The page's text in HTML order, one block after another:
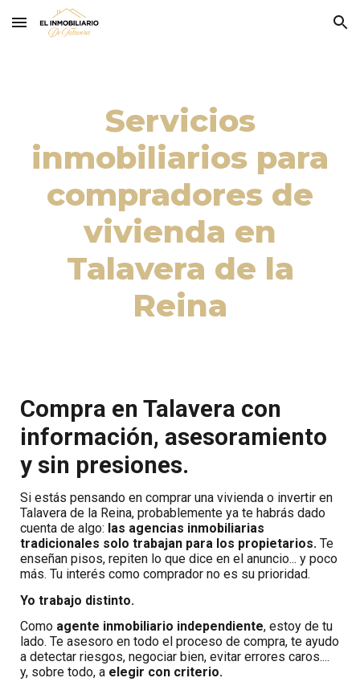
Skip to main content Skip to navigation
Servicios
inmobiliarios para
compradores de
vivienda en
Talavera de la
Reina
Compra en Talavera con
información, asesoramiento
y sin presiones.
Si estás pensando en comprar una vivienda o invertir en
Talavera de la Reina, probablemente ya te habrás dado
cuenta de algo: las agencias inmobiliarias
tradicionales solo trabajan para los propietarios. Te
enseñan pisos, repiten lo que dice en el anuncio... y poco
más. Tu interés como comprador no es su prioridad.
Yo trabajo distinto.
Como agente inmobiliario independiente, estoy de tu
lado. Te asesoro en todo el proceso de compra, te ayudo
a detectar riesgos, negociar bien, evitar errores caros....
y, sobre todo, a elegir con criterio.